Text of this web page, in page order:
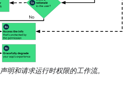
明和请求运行时权限的工作流。